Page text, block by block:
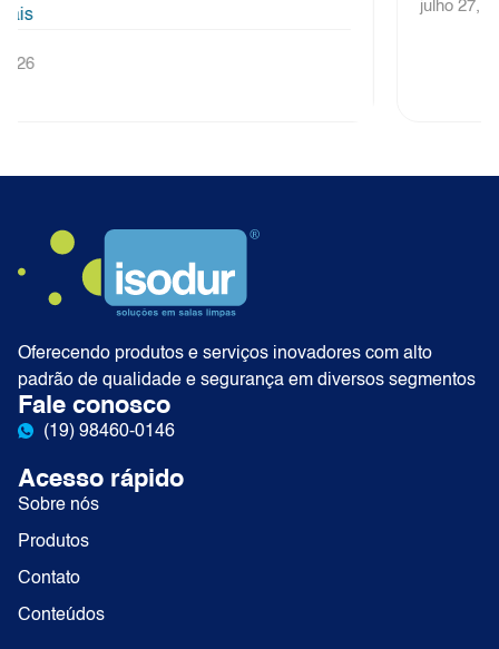
Oferecendo produtos e serviços inovadores com alto
padrão de qualidade e segurança em diversos segmentos
Fale conosco
(19) 98460-0146
Acesso rápido
Sobre nós
Produtos
Contato
Conteúdos